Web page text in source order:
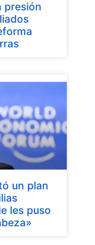
presión
un plan
les puso